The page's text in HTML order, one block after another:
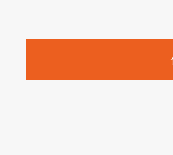
ビス」とは、当社が提供する以下の
びこれらサービスに関連して当社が実
」「SEShop」「CodeZine」「